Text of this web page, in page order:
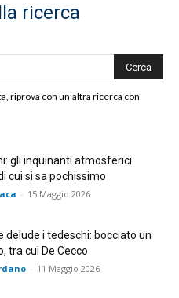
ricerca
riprova con un'altra ricerca con
gli inquinanti atmosferici
cui si sa pochissimo
- 15 Maggio 2026
delude i tedeschi: bocciato un
tra cui De Cecco
- 11 Maggio 2026